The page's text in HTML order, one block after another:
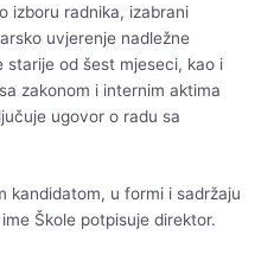
izboru radnika, izabrani
uvjerenje nadležne
od šest mjeseci, kao i
zakonom i internim aktima
ugovor o radu sa
kandidatom, u formi i sadržaju
Škole potpisuje direktor.